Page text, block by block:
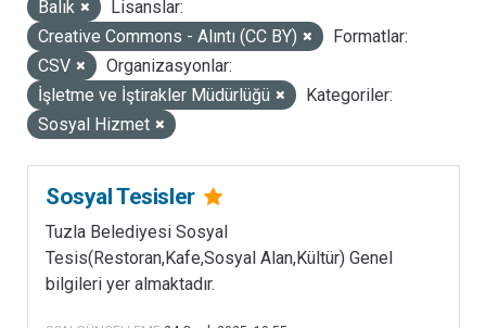
Balık
Lisanslar:
Creative Commons - Alıntı (CC BY)
Formatlar:
CSV
Organizasyonlar:
İşletme ve İştirakler Müdürlüğü
Kategoriler:
Sosyal Hizmet
Sosyal Tesisler
Tuzla Belediyesi Sosyal
Tesis(Restoran,Kafe,Sosyal Alan,Kültür) Genel
bilgileri yer almaktadır.